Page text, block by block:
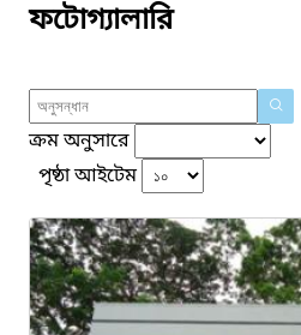
ফটোগ্যালারি
ক্রম অনুসারে
পৃষ্ঠা আইটেম